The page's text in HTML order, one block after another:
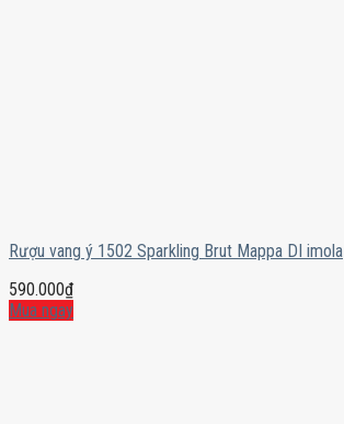
Rượu vang ý 1502 Sparkling Brut Mappa DI imola
590.000₫
Mua ngay